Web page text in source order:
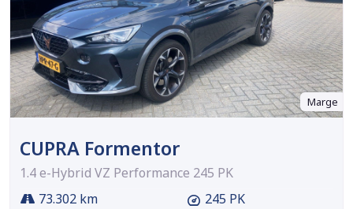
Marge
CUPRA Formentor
1.4 e-Hybrid VZ Performance 245 PK
73.302 km
245 PK